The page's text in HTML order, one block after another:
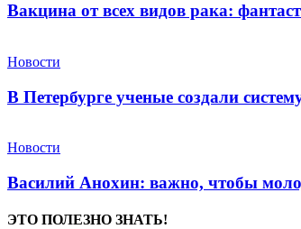
Вакцина от всех видов рака:
Новости
В Петербурге ученые создали
Новости
Василий Анохин: важно, чтобы
ЭТО ПОЛЕЗНО ЗНАТЬ!